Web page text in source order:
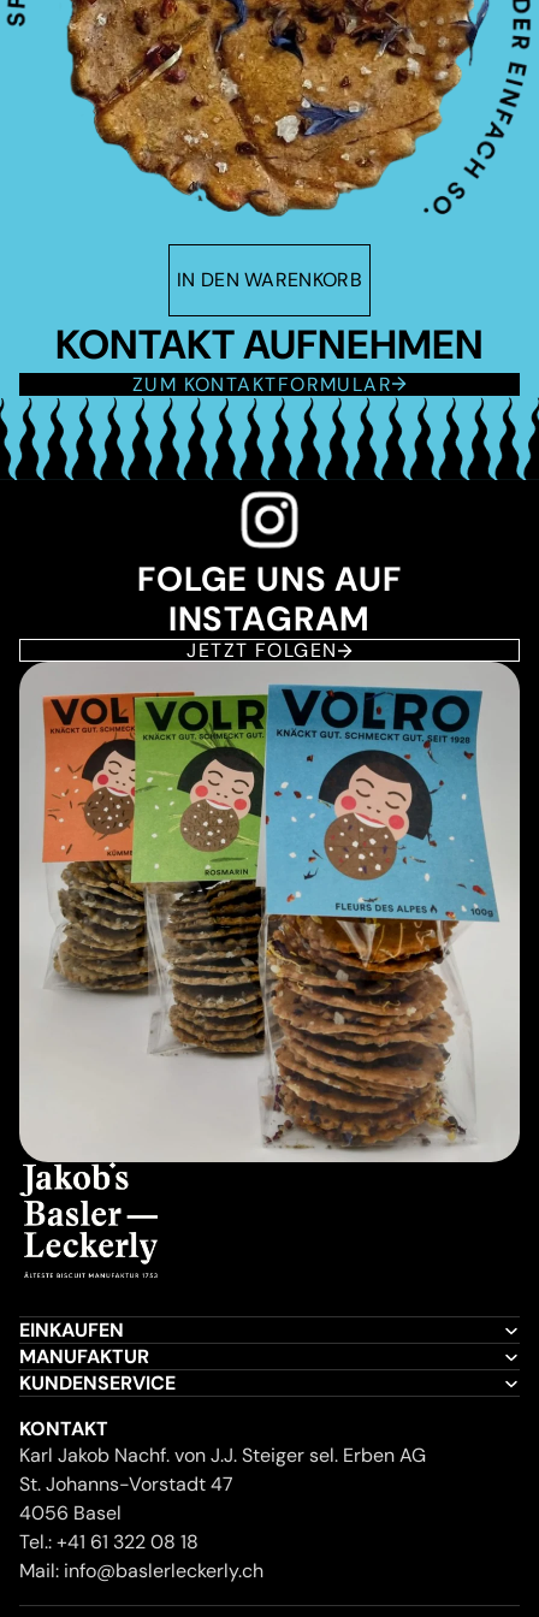
IN DEN WARENKORB
KONTAKT AUFNEHMEN
ZUM KONTAKTFORMULAR
FOLGE UNS AUF
INSTAGRAM
JETZT FOLGEN
EINKAUFEN
MANUFAKTUR
KUNDENSERVICE
KONTAKT
Karl Jakob Nachf. von J.J. Steiger sel. Erben AG
St. Johanns-Vorstadt 47
4056 Basel
Tel.:+41 61 322 08 18
Mail: info@baslerleckerly.ch